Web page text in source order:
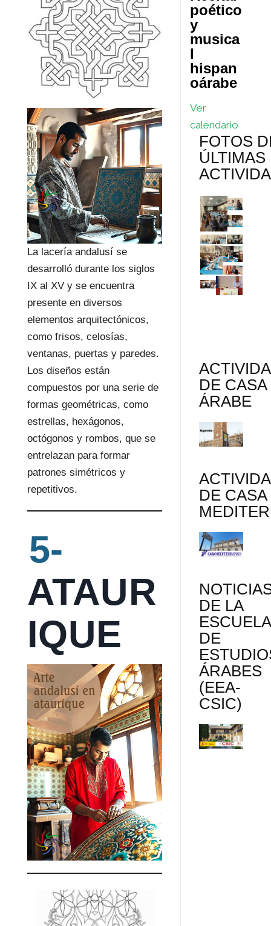
La lacería andalusí se
desarrolló durante los siglos
IX al XV y se encuentra
presente en diversos
elementos arquitectónicos,
como frisos, celosías,
ventanas, puertas y paredes.
Los diseños están
compuestos por una serie de
formas geométricas, como
estrellas, hexágonos,
octógonos y rombos, que se
entrelazan para formar
patrones simétricos y
repetitivos.
5-
ATAUR
IQUE
poético
y
musica
l
hispan
oárabe
Ver
calendario
FOTOS
ÚLTIMAS
DE CASA
ÁRABE
DE CASA
DE LA
ESCUELA
DE
ÁRABES
(EEA-
CSIC)